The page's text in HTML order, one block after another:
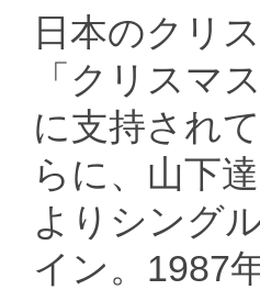
日本のクリ
「クリスマ
に支持され
らに、山下
よりシング
イン。1987